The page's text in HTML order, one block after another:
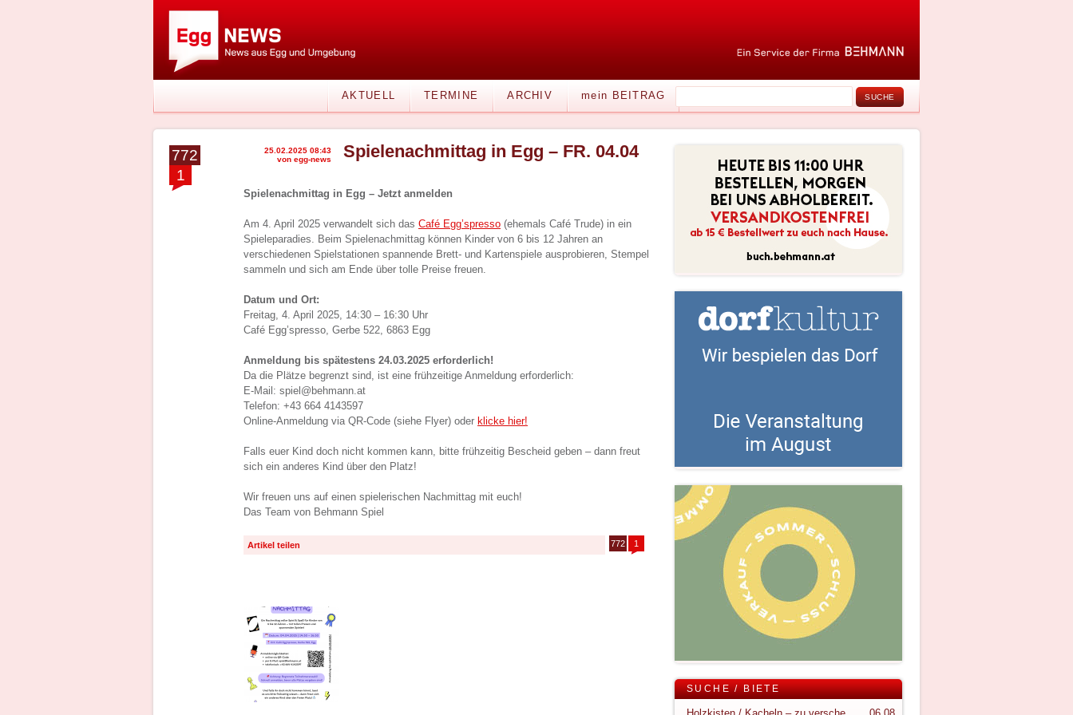
AKTUELL TERMINE ARCHIV mein BEITRAG
772
1
25.02.2025 08:43
von egg-news
Spielenachmittag in Egg – FR. 04.04
Spielenachmittag in Egg – Jetzt anmelden
Am 4. April 2025 verwandelt sich das Café Egg’spresso (ehemals Café Trude) in ein
Spieleparadies. Beim Spielenachmittag können Kinder von 6 bis 12 Jahren an
verschiedenen Spielstationen spannende Brett- und Kartenspiele ausprobieren, Stempel
sammeln und sich am Ende über tolle Preise freuen.
Datum und Ort:
Freitag, 4. April 2025, 14:30 – 16:30 Uhr
Café Egg’spresso, Gerbe 522, 6863 Egg
Anmeldung bis spätestens 24.03.2025 erforderlich!
Da die Plätze begrenzt sind, ist eine frühzeitige Anmeldung erforderlich:
E-Mail: spiel@behmann.at
Telefon: +43 664 4143597
Online-Anmeldung via QR-Code (siehe Flyer) oder klicke hier!
Falls euer Kind doch nicht kommen kann, bitte frühzeitig Bescheid geben – dann freut
sich ein anderes Kind über den Platz!
Wir freuen uns auf einen spielerischen Nachmittag mit euch!
Das Team von Behmann Spiel
Artikel teilen 772 1
SUCHE / BIETE